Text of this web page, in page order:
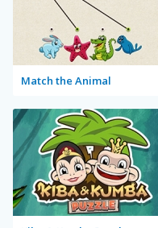
Match the Animal